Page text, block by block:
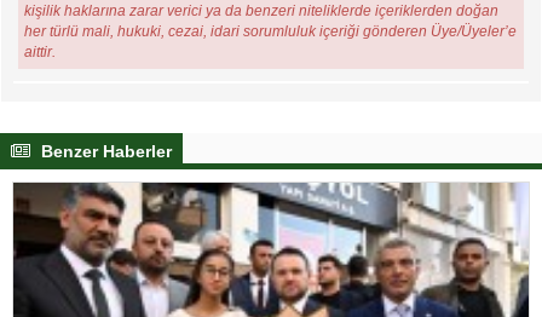
kişilik haklarına zarar verici ya da benzeri niteliklerde içeriklerden doğan
her türlü mali, hukuki, cezai, idari sorumluluk içeriği gönderen Üye/Üyeler’e
aittir.
Benzer Haberler